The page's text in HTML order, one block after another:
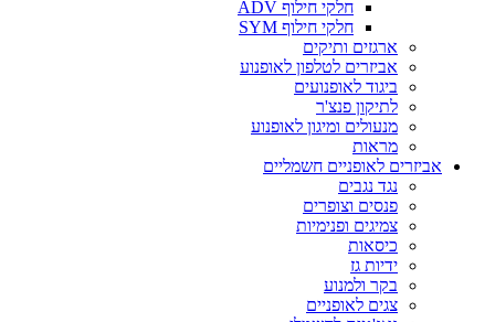
חלקי חילוף ADV
חלקי חילוף SYM
ארגזים ותיקים
אביזרים לטלפון לאופנוע
ביגוד לאופנועים
לתיקון פנצ'ר
מנעולים ומיגון לאופנוע
מראות
אביזרים לאופניים חשמליים
נגד נגבים
פנסים וצופרים
צמיגים ופנימיות
כיסאות
ידיות גז
בקר ולמנוע
צגים לאופניים